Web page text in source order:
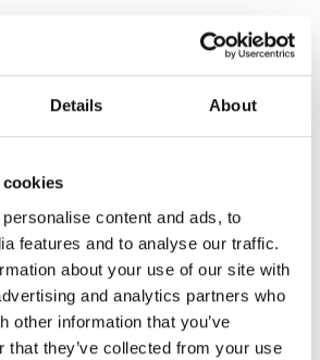
Details About
content and ads, to
features and to analyse our traffic.
about your use of our site with
and analytics partners who
other information that you’ve
that they’ve collected from your use
meteen aanwezig.
de buurt kan er van genieten,